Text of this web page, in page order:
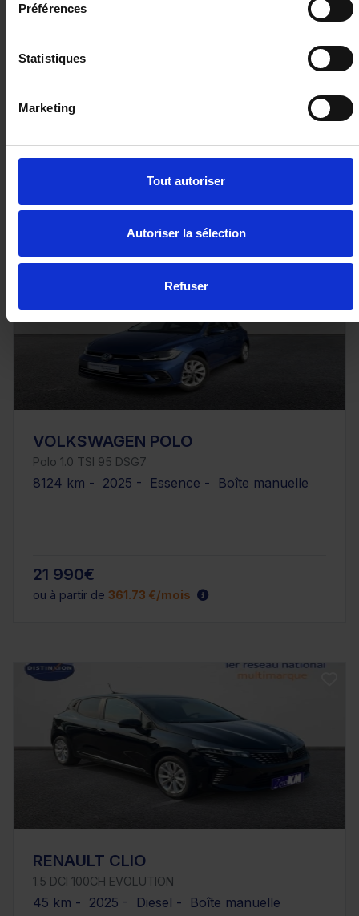
Préférences
Statistiques
Marketing
Tout autoriser
Autoriser la sélection
Refuser
10 km - 2025 - Essence - Boîte manuelle
19 980€
328.63 €/mois
VOLKSWAGEN POLO
Polo 1.0 TSI 95 DSG7
8124 km - 2025 - Essence - Boîte manuelle
21 990€
ou à partir de 361.73 €/mois
RENAULT CLIO
1.5 DCI 100CH EVOLUTION
45 km - 2025 - Diesel - Boîte manuelle